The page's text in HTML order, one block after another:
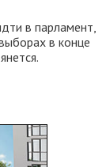
в парламент,
в конце